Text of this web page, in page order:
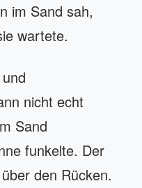
im Sand sah,
wartete.
nicht echt
Sand
funkelte. Der
den Rücken.